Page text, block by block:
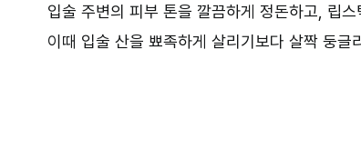
입술 주변의 피부 톤을 깔끔하게 정돈하고, 립
이때 입술 산을 뾰족하게 살리기보다 살짝 둥